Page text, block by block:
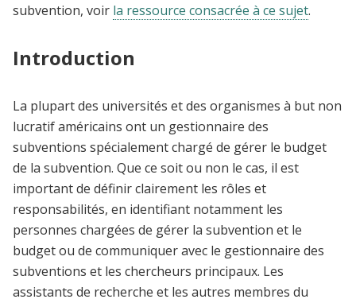
subvention, voir la ressource consacrée à ce sujet.
Introduction
La plupart des universités et des organismes à but non
lucratif américains ont un gestionnaire des
subventions spécialement chargé de gérer le budget
de la subvention. Que ce soit ou non le cas, il est
important de définir clairement les rôles et
responsabilités, en identifiant notamment les
personnes chargées de gérer la subvention et le
budget ou de communiquer avec le gestionnaire des
subventions et les chercheurs principaux. Les
assistants de recherche et les autres membres du